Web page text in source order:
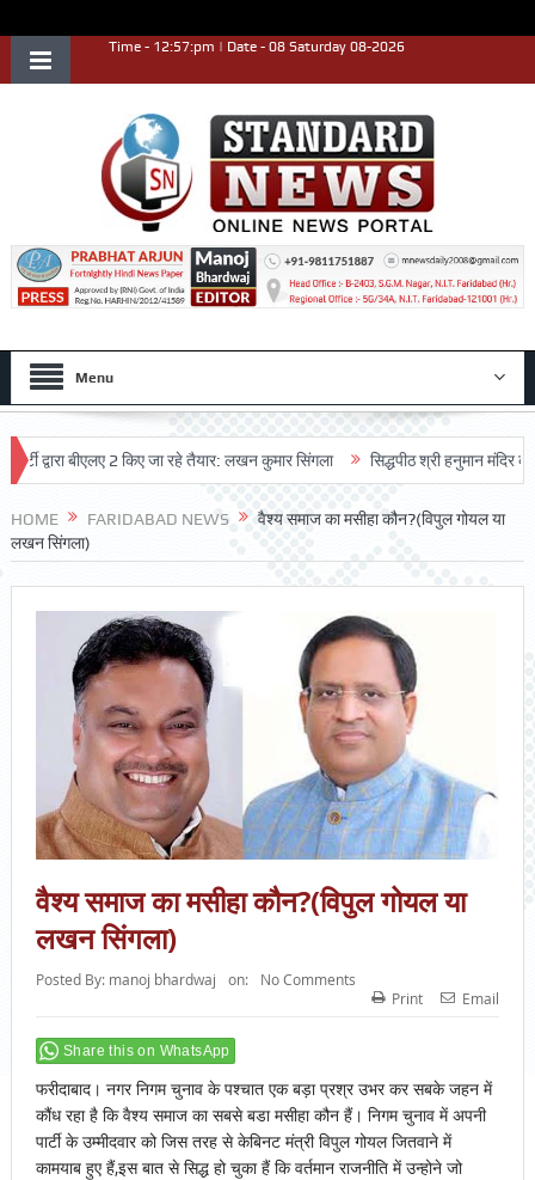
Time - 12:57:pm | Date - 08 Saturday 08-2026
Menu
बीएलए 2 किए जा रहे तैयार: लखन कुमार सिंगला सिद्धपीठ श्री हनुमान मंदिर का
HOME FARIDABAD NEWS
वैश्य समाज का मसीहा कौन?(विपुल गोयल या
लखन सिंगला)
वैश्य समाज का मसीहा कौन?(विपुल गोयल या
लखन सिंगला)
Posted By: manoj bhardwaj on:
No Comments
Print
Email
Share this on WhatsApp
फरीदाबाद। नगर निगम चुनाव के पश्चात एक बड़ा प्रश्र उभर कर सबके जहन में
कौंध रहा है कि वैश्य समाज का सबसे बडा मसीहा कौन हैं। निगम चुनाव में अपनी
पार्टी के उम्मीदवार को जिस तरह से केबिनट मंत्री विपुल गोयल जितवाने में
कामयाब हुए हैं,इस बात से सिद्ध हो चुका हैं कि वर्तमान राजनीति में उन्होने जो